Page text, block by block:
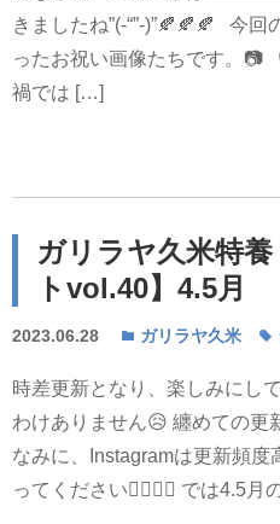
きましたね”(-“”-)”🍂🍂🍂 今
ったお祝い画像たちです。📷
禍では […]
ガリラヤ久米特
トvol.40】4.5月
2023.06.28 ガリラヤ久米
時差更新となり、楽しみにし
わけありません😥 纏めての更
なみに、Instagramは更新頻
ってください💁‍♀️💁‍♂️ では4.5月